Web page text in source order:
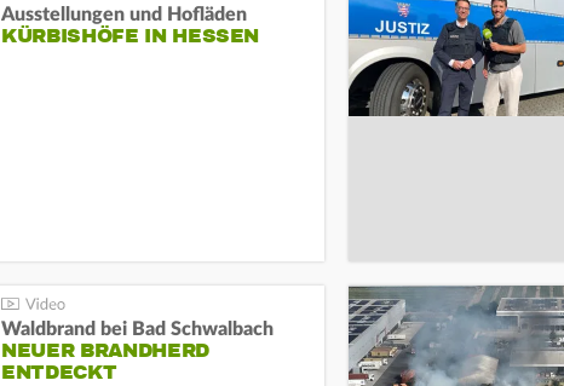
Ausstellungen und Hofläden
KÜRBISHÖFE IN HESSEN
Waldbrand bei Bad Schwalbach
NEUER BRANDHERD
ENTDECKT